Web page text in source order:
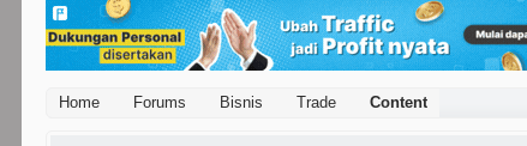
Home Forums Bisnis Trade Content